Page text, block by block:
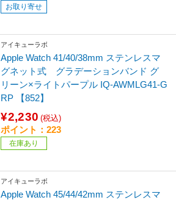
お取り寄せ
アイキューラボ
Apple Watch 41/40/38mm ステンレスマ
グネット式 グラデーションバンド グ
リーン×ライトパープル IQ-AWMLG41-G
RP 【852】
¥2,230 (税込)
ポイント：223
在庫あり
アイキューラボ
Apple Watch 45/44/42mm ステンレスマ